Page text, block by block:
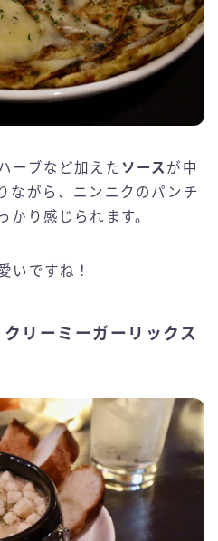
ーブなど加えた ソース が中
ながら、ニンニクのパンチ
かり感じられます。
いですね！
クリーミーガーリックス